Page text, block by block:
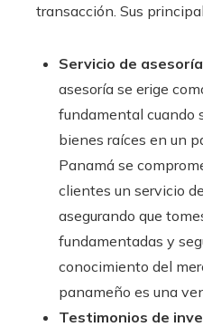
transacción. Sus
Servicio de
asesoría se erige
fundamental cuando
bienes raíces en un
Panamá se
clientes un servicio
asegurando que
fundamentadas y
conocimiento del
panameño es una
Testimonios de